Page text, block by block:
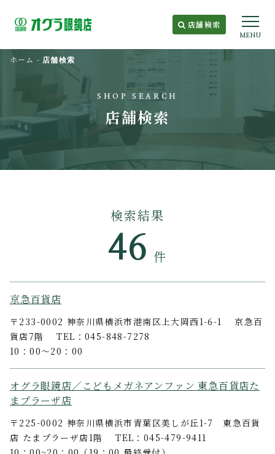
MENU
店舗検索
SHOP SEARCH
店舗検索
ホーム - 店舗検索
検索結果
46 件
京急百貨店
〒233-0002 神奈川県横浜市港南区上大岡西1-6-1 京急百
貨店7階 TEL：045-848-7278
10：00～20：00
オグラ眼鏡店／こどもメガネアンファン 東急百貨店た
まプラーザ店
〒225-0002 神奈川県横浜市青葉区美しが丘1-7 東急百貨
店 たまプラーザ店1階 TEL：045-479-9411